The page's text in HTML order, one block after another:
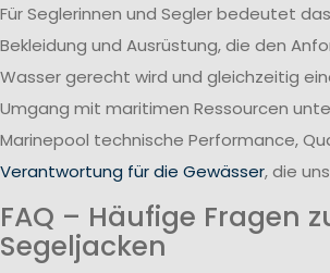
Für Seglerinnen und Segler bedeutet
Bekleidung und Ausrüstung, die den
Wasser gerecht wird und gleichzeitig
Umgang mit maritimen Ressourcen
Marinepool technische Performance,
Verantwortung für die Gewässer, die
FAQ – Häufige Fragen
Segeljacken